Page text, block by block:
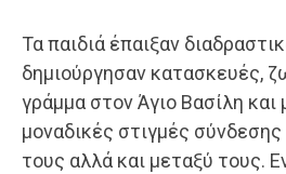
Τα παιδιά έπαιξαν
δημιούργησαν κατασκευές,
γράμμα στον Άγιο Βασίλη και
μοναδικές στιγμές σύνδεσης
τους αλλά και μεταξύ τους.